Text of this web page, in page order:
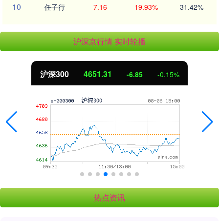
10 任子行 7.16 19.93% 31.42%
沪深京行情 实时轮播
北证50 1122.88 3.42 0.30%
热点资讯